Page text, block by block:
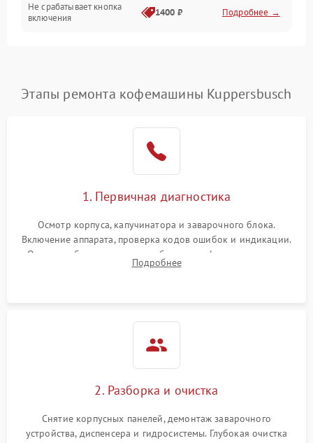
Не срабатывает кнопка
включения
1400 ₽ Подробнее →
Подробнее →
Этапы ремонта кофемашины Kuppersbusch
1. Первичная диагностика
Осмотр корпуса, капучинатора и заварочного блока.
Включение аппарата, проверка кодов ошибок и индикации.
Оценка работы помпы, термоблока и кофемолки на слух.
Измерение температуры и давления воды для выявления
Подробнее
2. Разборка и очистка
Снятие корпусных панелей, демонтаж заварочного
устройства, диспенсера и гидросистемы. Глубокая очистка